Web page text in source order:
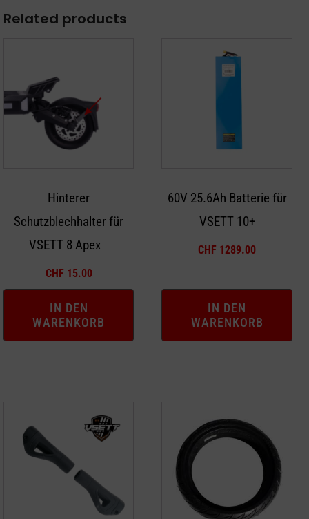
Related products
Hinterer
Schutzblechhalter für
VSETT 8 Apex
CHF 15.00
IN DEN
WARENKORB
60V 25.6Ah Batterie für
VSETT 10+
CHF 1289.00
IN DEN
WARENKORB